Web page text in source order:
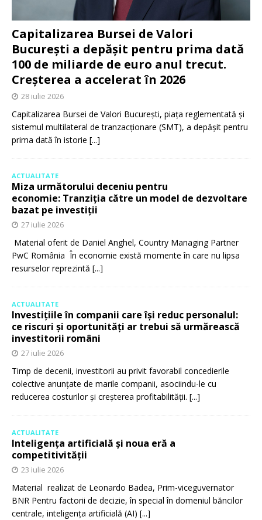
Capitalizarea Bursei de Valori
București a depășit pentru prima dată
100 de miliarde de euro anul trecut.
Creșterea a accelerat în 2026
28 iulie 2026
Capitalizarea Bursei de Valori București, piața reglementată și
sistemul multilateral de tranzacționare (SMT), a depășit pentru
prima dată în istorie [...]
ACTUALITATE
Miza următorului deceniu pentru
economie: Tranziția către un model de dezvoltare
bazat pe investiții
27 iulie 2026
Material oferit de Daniel Anghel, Country Managing Partner
PwC România În economie există momente în care nu lipsa
resurselor reprezintă [...]
ACTUALITATE
Investițiile în companii care își reduc personalul:
ce riscuri și oportunități ar trebui să urmărească
investitorii români
27 iulie 2026
Timp de decenii, investitorii au privit favorabil concedierile
colective anunțate de marile companii, asociindu-le cu
reducerea costurilor și creșterea profitabilității. [...]
ACTUALITATE
Inteligența artificială și noua eră a
competitivității
23 iulie 2026
Material realizat de Leonardo Badea, Prim-viceguvernator
BNR Pentru factorii de decizie, în special în domeniul băncilor
centrale, inteligența artificială (AI) [...]